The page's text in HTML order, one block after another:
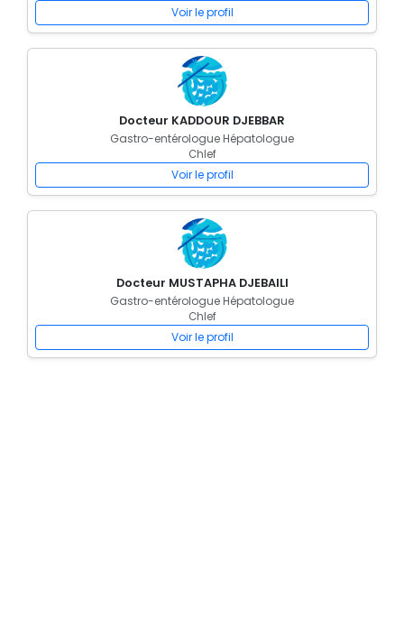
Voir le profil
Docteur KADDOUR DJEBBAR
Gastro-entérologue Hépatologue
Chlef
Voir le profil
Docteur MUSTAPHA DJEBAILI
Gastro-entérologue Hépatologue
Chlef
Voir le profil